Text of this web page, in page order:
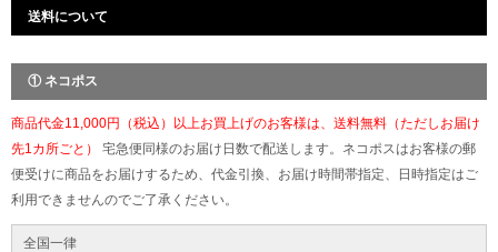
送料について
① ネコポス
商品代金11,000円（税込）以上お買上げのお客様は、送料無料（ただしお届け
先1カ所ごと） 宅急便同様のお届け日数で配送します。ネコポスはお客様の郵
便受けに商品をお届けするため、代金引換、お届け時間帯指定、日時指定はご
利用できませんのでご了承ください。
全国一律